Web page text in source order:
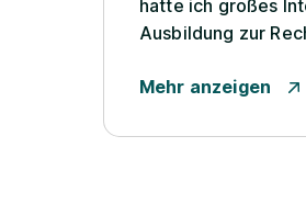
hatte ich großes
Ausbildung zur
Recht...
Mehr anzeigen